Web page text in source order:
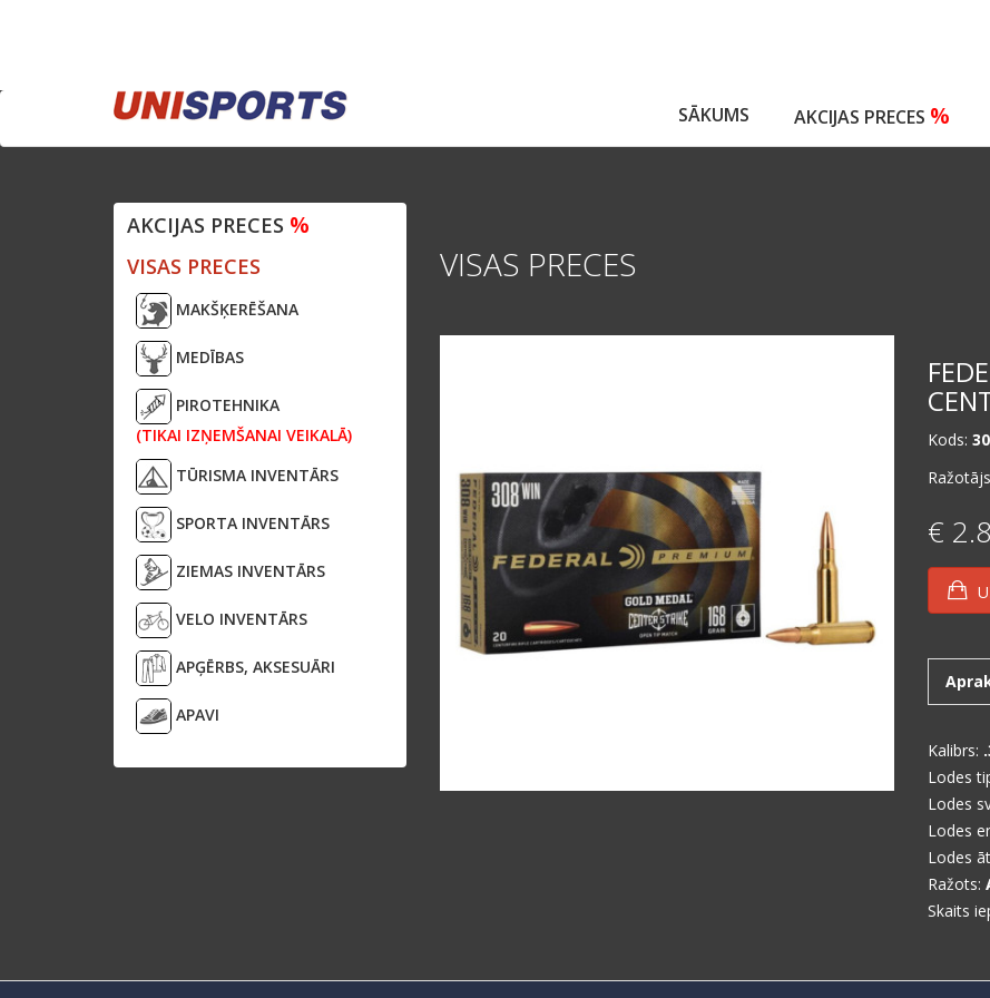
SĀKUMS AKCIJAS PRECES %
AKCIJAS PRECES %
VISAS PRECES
MAKŠĶERĒŠANA
MEDĪBAS
PIROTEHNIKA
(TIKAI IZŅEMŠANAI VEIKALĀ)
TŪRISMA INVENTĀRS
SPORTA INVENTĀRS
ZIEMAS INVENTĀRS
VELO INVENTĀRS
APĢĒRBS, AKSESUĀRI
APAVI
VISAS PRECES
Kods:
€
Kalibrs:
Lodes
Lodes
Lodes
Lodes
Ražots:
Skaits